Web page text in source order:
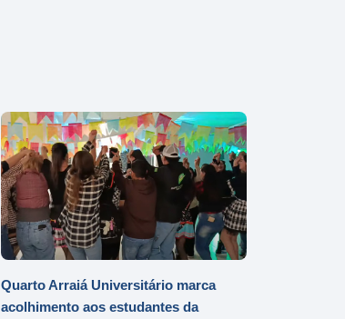
Quarto Arraiá Universitário marca
acolhimento aos estudantes da